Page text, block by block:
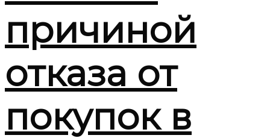
причиной
отказа от
покупок в